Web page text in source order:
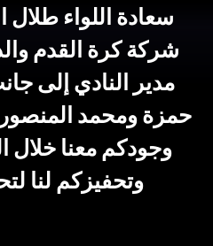
سعادة اللواء
شركة كرة القدم
مدير النادي إلى
حمزة ومحمد
وجودكم معنا خلال
وتحفيزكم لنا